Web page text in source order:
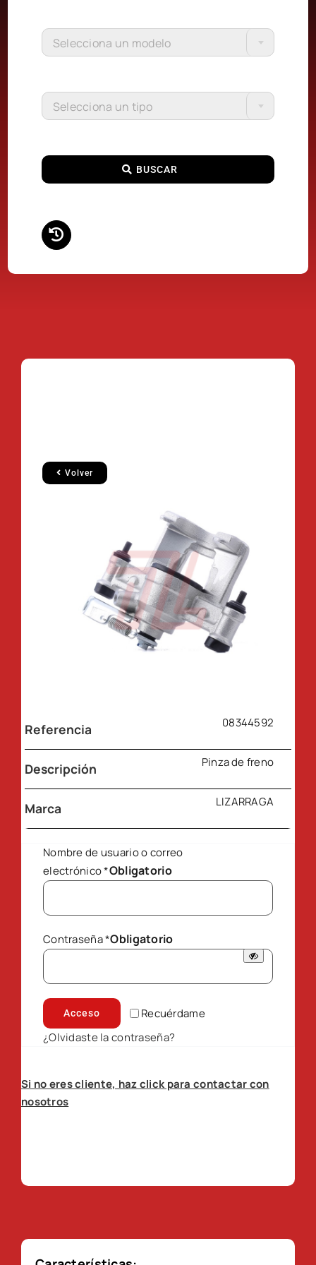
Selecciona un modelo
Selecciona un tipo
BUSCAR
Volver
Referencia 08344592
Descripción Pinza de freno
Marca LIZARRAGA
Nombre de usuario o correo
electrónico*Obligatorio
Contraseña*Obligatorio
Recuérdame
Acceso
¿Olvidaste la contraseña?
Si no eres cliente, haz click para contactar con
nosotros